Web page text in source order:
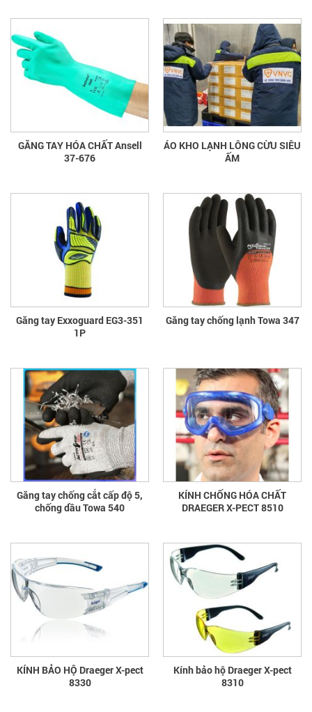
GĂNG TAY HÓA CHẤT Ansell
37-676
ÁO KHO LẠNH LÔNG CỪU SIÊU
ẤM
Găng tay Exxoguard EG3-351
1P
Găng tay chống lạnh Towa 347
Găng tay chống cắt cấp độ 5,
chống dầu Towa 540
KÍNH CHỐNG HÓA CHẤT
DRAEGER X-PECT 8510
KÍNH BẢO HỘ Draeger X-pect
8330
Kính bảo hộ Draeger X-pect
8310